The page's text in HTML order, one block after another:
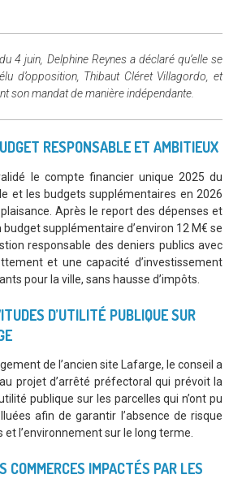
4 juin, Delphine Reynes a déclaré qu’elle se
d’opposition, Thibaut Cléret Villagordo, et
son mandat de manière indépendante.
RESPONSABLE ET AMBITIEUX
le compte financier unique 2025 du
et les budgets supplémentaires en 2026
Après le report des dépenses et
budget supplémentaire d’environ 12 M€ se
responsable des deniers publics avec
et une capacité d’investissement
pour la ville, sans hausse d’impôts.
D’UTILITÉ PUBLIQUE SUR
de l’ancien site Lafarge, le conseil a
projet d’arrêté préfectoral qui prévoit la
publique sur les parcelles qui n’ont pu
afin de garantir l’absence de risque
l’environnement sur le long terme.
COMMERCES IMPACTÉS PAR LES